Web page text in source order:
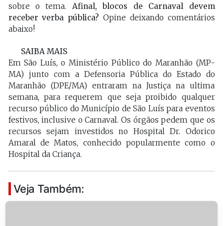
sobre o tema. Afinal, blocos de Carnaval devem
receber verba pública? Opine deixando comentários
abaixo!
SAIBA MAIS
Em São Luís, o Ministério Público do Maranhão (MP-
MA) junto com a Defensoria Pública do Estado do
Maranhão (DPE/MA) entraram na Justiça na ultima
semana, para requerem que seja proibido qualquer
recurso público do Município de São Luís para eventos
festivos, inclusive o Carnaval. Os órgãos pedem que os
recursos sejam investidos no Hospital Dr. Odorico
Amaral de Matos, conhecido popularmente como o
Hospital da Criança.
Veja Também: